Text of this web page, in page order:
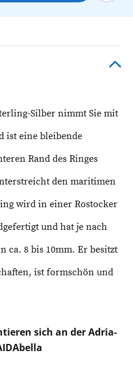
Silber nimmt Sie mit
ist eine bleibende
Rand des Ringes
den maritimen
wird in einer Rostocker
und hat je nach
ca. 8 bis 10mm. Er besitzt
ist formschön und
sich an der Adria-